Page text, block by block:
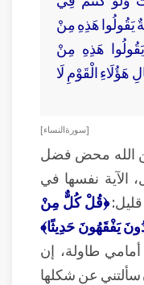
هَذِهِ مِنْ
هَذِهِ مِنْ
هَؤُلَاءِ الْقَوْمِ لَا
[ سورة النساء ]
الله محض فضل
نفسها في
قليل:﴿قُلْ كُلٌّ مِنْ
يَفْقَهُونَ حَدِيثًا﴾
طاولة، إن
سألتني عن شكلها